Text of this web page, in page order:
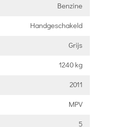
Benzine
Handgeschakeld
Grijs
1240 kg
2011
MPV
5